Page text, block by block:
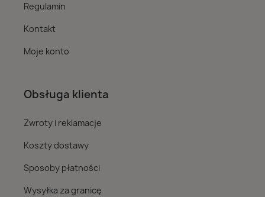
Regulamin
Kontakt
Moje konto
Obsługa klienta
Zwroty i reklamacje
Koszty dostawy
Sposoby płatności
Wysyłka za granicę